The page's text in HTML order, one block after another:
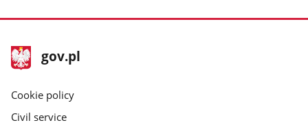
footer
gov.pl
Main
gov.pl
Cookie policy
Civil service